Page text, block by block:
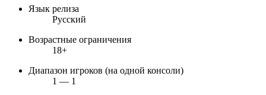
Язык релиза
Русский
Возрастные ограничения
18+
Диапазон игроков (на одной консоли)
1 — 1